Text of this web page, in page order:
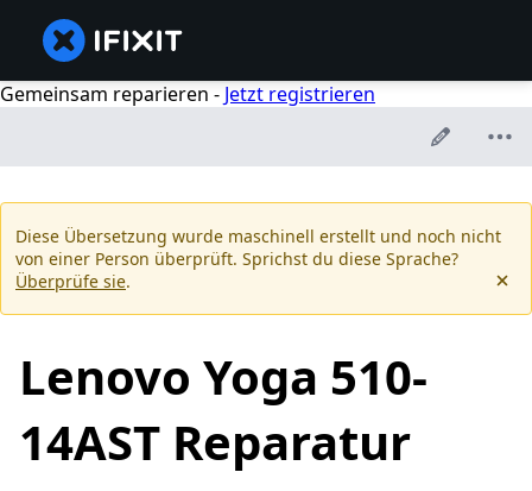
Gemeinsam reparieren - Jetzt registrieren
Diese Übersetzung wurde maschinell erstellt und noch nicht
von einer Person überprüft. Sprichst du diese Sprache?
Überprüfe sie.
Lenovo Yoga 510-
14AST Reparatur